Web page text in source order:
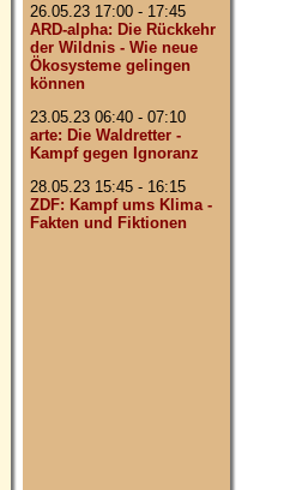
26.05.23 17:00 - 17:45
ARD-alpha: Die Rückkehr
der Wildnis - Wie neue
Ökosysteme gelingen
können
23.05.23 06:40 - 07:10
arte: Die Waldretter -
Kampf gegen Ignoranz
28.05.23 15:45 - 16:15
ZDF: Kampf ums Klima -
Fakten und Fiktionen